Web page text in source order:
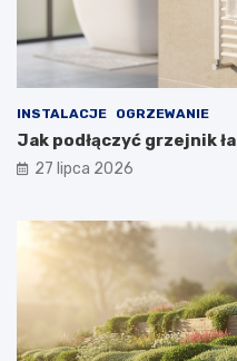
INSTALACJE OGRZEWANIE
Jak podłączyć grzejnik
27 lipca 2026